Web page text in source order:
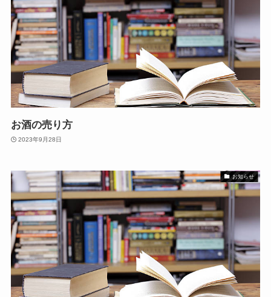
お酒の売り方
2023年9月28日
お知らせ